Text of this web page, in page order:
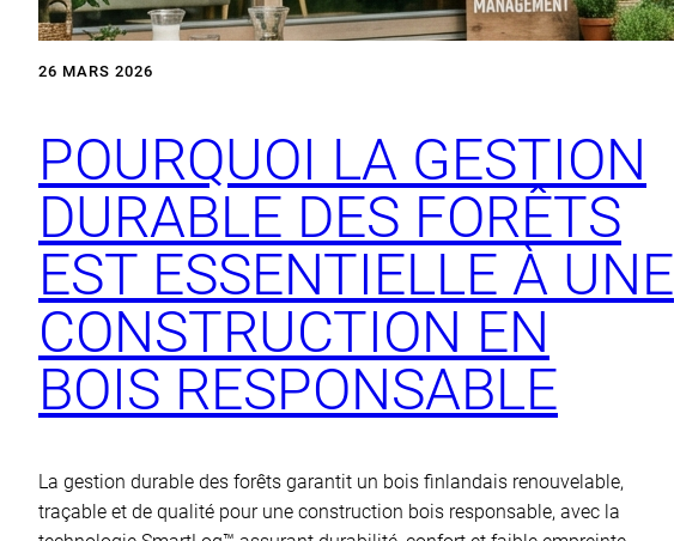
26 MARS 2026
POURQUOI LA GESTION
DURABLE DES FORÊTS
EST ESSENTIELLE À UNE
CONSTRUCTION EN
BOIS RESPONSABLE
La gestion durable des forêts garantit un bois finlandais renouvelable,
traçable et de qualité pour une construction bois responsable, avec la